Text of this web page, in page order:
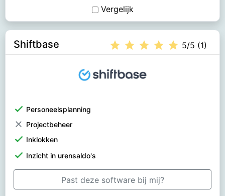
Vergelijk
Shiftbase star star star star star 5/5 (1)
check Personeelsplanning
clear Projectbeheer
check Inklokken
check Inzicht in urensaldo's
Past deze software bij mij?